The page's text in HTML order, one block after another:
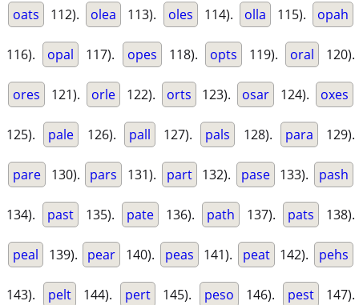
oats 112). olea 113). oles 114). olla 115). opah
116). opal 117). opes 118). opts 119). oral 120).
ores 121). orle 122). orts 123). osar 124). oxes
125). pale 126). pall 127). pals 128). para 129).
pare 130). pars 131). part 132). pase 133). pash
134). past 135). pate 136). path 137). pats 138).
peal 139). pear 140). peas 141). peat 142). pehs
143). pelt 144). pert 145). peso 146). pest 147).